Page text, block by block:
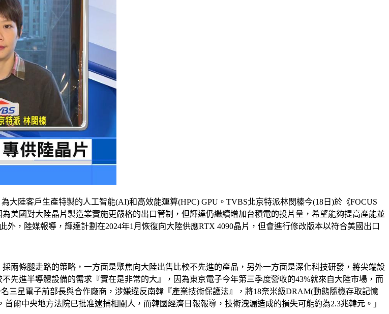
大陸客戶生產特製的人工智能(AI)和高效能運算(HPC) GPU。TVBS北京特派林閔榛今(18日)於《FOCUS
美國對大陸晶片製造業實施更嚴格的出口管制，但輝達仍繼續增加台積電的投片量，希望能夠提高產能並
，陸媒報導，輝達計劃在2024年1月恢復向大陸供應RTX 4090晶片，但會進行修改版本以符合美國出口
兩條腿走路的策略，一方面是聚焦向大陸出售比較不先進的產品，另外一方面是深化科技研發，將尖端設
先進半導體設備的需求『實在是非常的大』，因為東京電子今年第三季度營收的43%就來自大陸市場，而
三星電子前部長與合作廠商，涉嫌違反南韓『產業技術保護法』，將18奈米級DRAM(動態隨機存取記憶
爾中央地方法院已批准逮捕相關人，而韓國經濟日報報導，技術洩漏造成的損失可能約為2.3兆韓元。」